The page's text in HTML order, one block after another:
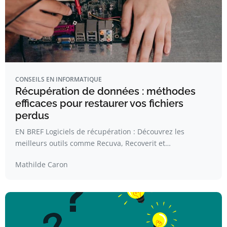
CONSEILS EN INFORMATIQUE
Récupération de données : méthodes
efficaces pour restaurer vos fichiers
perdus
EN BREF Logiciels de récupération : Découvrez les
meilleurs outils comme Recuva, Recoverit et…
Mathilde Caron